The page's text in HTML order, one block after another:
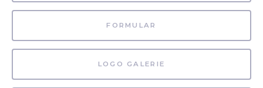
FORMULAR
LOGO GALERIE